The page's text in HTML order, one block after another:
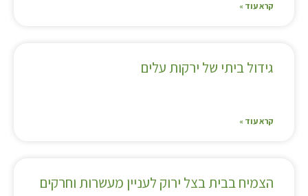
קרא עוד »
גידול ביתי של ירקות עלים
קרא עוד »
הצמיח בבית בצל ירוק לעניין מעשרות וחרקים